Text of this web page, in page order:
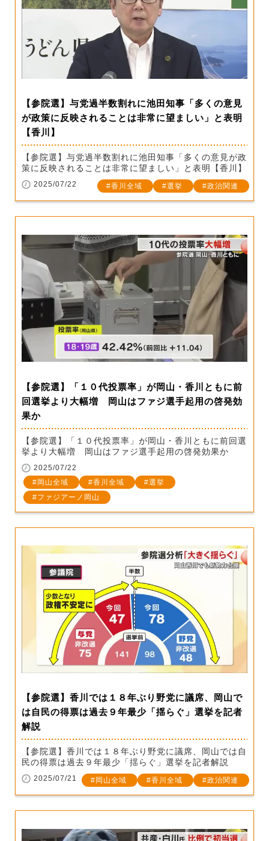
【参院選】与党過半数割れに池田知事「多くの意見
が政策に反映されることは非常に望ましい」と表明
【香川】
【参院選】与党過半数割れに池田知事「多くの意見が政
策に反映されることは非常に望ましい」と表明【香川】
2025/07/22 香川全域 選挙 政治関連
【参院選】「１０代投票率」が岡山・香川ともに前
回選挙より大幅増 岡山はファジ選手起用の啓発効
果か
【参院選】「１０代投票率」が岡山・香川ともに前回選
挙より大幅増 岡山はファジ選手起用の啓発効果か
2025/07/22
岡山全域
香川全域
選挙
ファジアーノ岡山
【参院選】香川では１８年ぶり野党に議席、岡山で
は自民の得票は過去９年最少「揺らぐ」選挙を記者
解説
【参院選】香川では１８年ぶり野党に議席、岡山では自
民の得票は過去９年最少「揺らぐ」選挙を記者解説
2025/07/21 岡山全域 香川全域 政治関連